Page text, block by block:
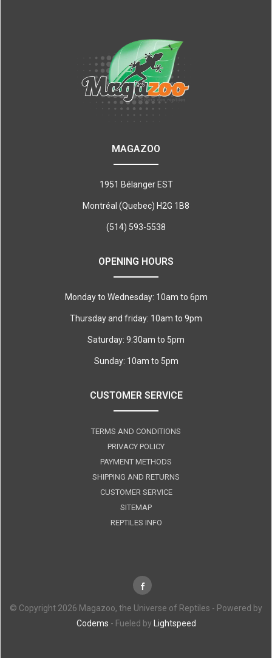
MAGAZOO
1951 Bélanger EST
Montréal (Quebec) H2G 1B8
(514) 593-5538
OPENING HOURS
Monday to Wednesday: 10am to 6pm
Thursday and friday: 10am to 9pm
Saturday: 9:30am to 5pm
Sunday: 10am to 5pm
CUSTOMER SERVICE
TERMS AND CONDITIONS
PRIVACY POLICY
PAYMENT METHODS
SHIPPING AND RETURNS
CUSTOMER SERVICE
SITEMAP
REPTILES INFO
© Copyright 2026 Magazoo, the Universe of Reptiles - Powered by
Codems - Fueled by Lightspeed